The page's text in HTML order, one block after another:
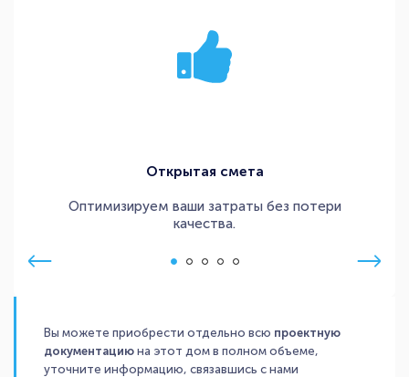
Открытая смета
Оптимизируем ваши затраты без потери
качества.
Вы можете приобрести отдельно всю проектную
документацию на этот дом в полном объеме,
уточните информацию, связавшись с нами